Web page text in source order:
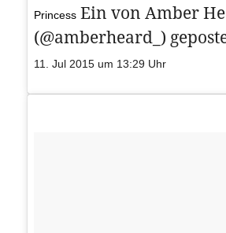
PrincessEin von Amber
(@amberheard_)
11. Jul 2015 um 13:29 Uhr